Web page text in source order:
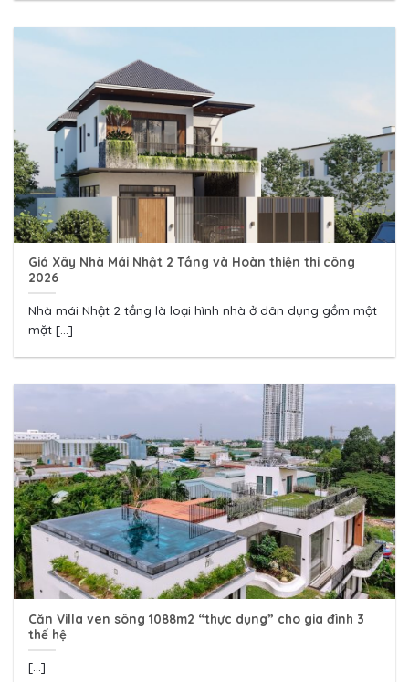
Giá Xây Nhà Mái Nhật 2 Tầng và Hoàn thiện thi công
2026
Nhà mái Nhật 2 tầng là loại hình nhà ở dân dụng gồm một
mặt [...]
Căn Villa ven sông 1088m2 “thực dụng” cho gia đình 3
thế hệ
[...]